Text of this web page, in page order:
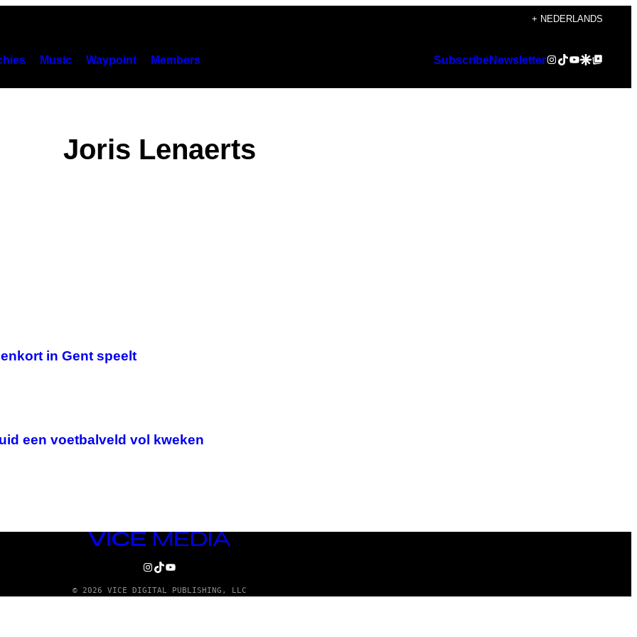
+ NEDERLANDS
Music Waypoint Members SubscribeNewsletterInstagram
TikTok
YouTube
Google Discover
Google Top Posts
Joris Lenaerts
in Gent speelt
een voetbalveld vol kweken
VICE
INSTAGRAM
TIKTOK
YOUTUBE
© 2026 VICE DIGITAL PUBLISHING, LLC